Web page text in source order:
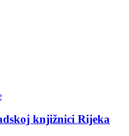
knjižnici Rijeka